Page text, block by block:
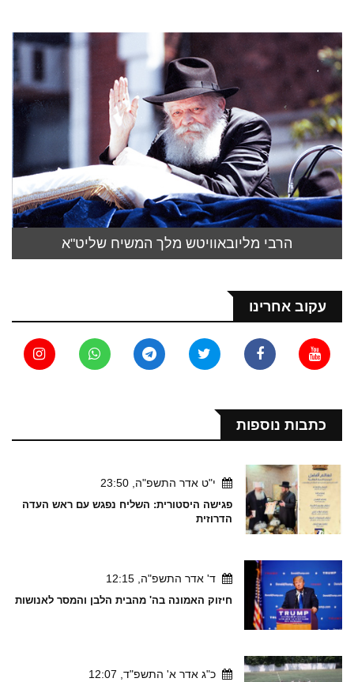
הרבי מליובאוויטש מלך המשיח שליט"א
עקוב אחרינו
כתבות נוספות
י"ט אדר התשפ"ה, 23:50
פגישה היסטורית: השליח נפגש עם ראש העדה
הדרוזית
ד' אדר התשפ"ה, 12:15
חיזוק האמונה בה' מהבית הלבן והמסר לאנושות
כ"ג אדר א' התשפ"ד, 12:07